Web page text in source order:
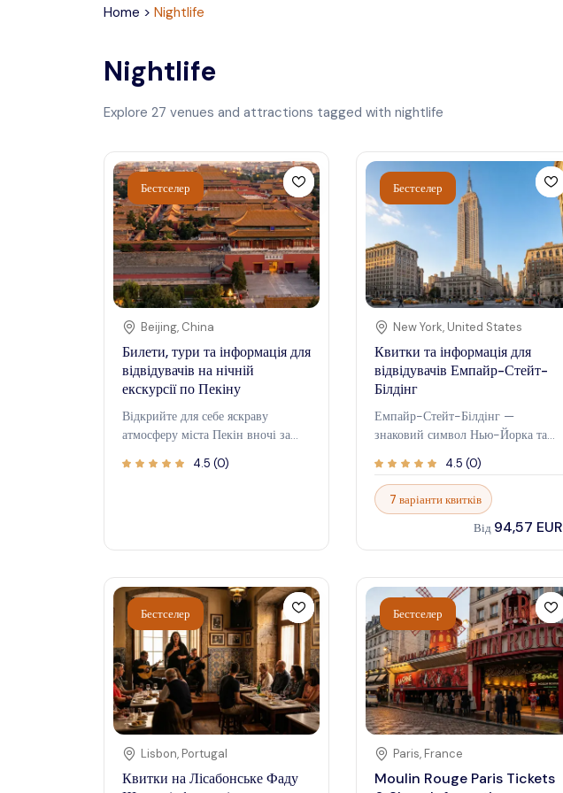
Home > Nightlife
Nightlife
Explore 27 venues and attractions tagged with nightlife
Бестселер
Beijing, China
Билети, тури та інформація для
відвідувачів на нічній
екскурсії по Пекіну
Відкрийте для себе яскраву
атмосферу міста Пекін вночі за
екскурсії. Відчуйте вражаючий
заходу сонця. Цей тур пропонує
поєднуючи його багату історію з
сучасною енергією. Чи то
милуючись освітленим
Забороненим містом, чи
прогулюючись по нічним ринках,
ця пригода обіцяє незабутні
враження.
4.5 (0)
Бестселер
New York, United States
Квитки та інформація для
відвідувачів Емпайр-Стейт-
Білдінг
Емпайр-Стейт-Білдінг —
знаковий символ Нью-Йорка та
шедевр у стилі ар-деко
підноситься на 1454 фути над
центром Манхеттена і пропонує
неперевершені панорамні
краєвиди на місто та за його межі
Білдінг — це більше, ніж просто
екскурсія; це захоплюючий досвід,
який поєднує вас з історією,
культурою та бурхливою енергією
Нью-Йорка . Відчуйте
хвилювання, коли підніметеся на
вершину, де місто розгортається
під вами у захоплюючій панорамі .
Незалежно від того, чи ви
відвідуєте місто вперше, чи
Стейт-Білдінг обіцяє незабутні
4.5 (0)
7 варіанти квитків
Від 94,57 EUR
Бестселер
Lisbon, Portugal
Квитки на Лісабонське Фаду
Бестселер
Paris, France
Moulin Rouge Paris Tickets